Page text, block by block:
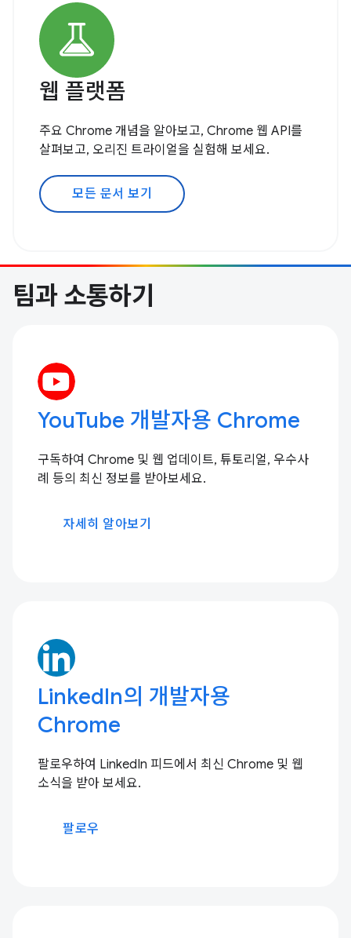
웹 플랫폼
주요 Chrome 개념을 알아보고, Chrome 웹 API를
살펴보고, 오리진 트라이얼을 실험해 보세요.
모든 문서 보기
팀과 소통하기
YouTube 개발자용 Chrome
구독하여 Chrome 및 웹 업데이트, 튜토리얼, 우수사
례 등의 최신 정보를 받아보세요.
자세히 알아보기
LinkedIn의 개발자용
Chrome
팔로우하여 LinkedIn 피드에서 최신 Chrome 및 웹
소식을 받아 보세요.
팔로우